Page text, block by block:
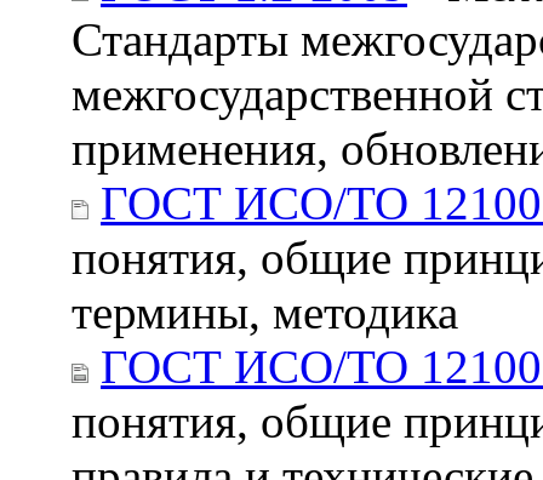
Стандарты
межгосударственной
применения,
ГОСТ ИСО/ТО
понятия, общие
термины, методика
ГОСТ ИСО/ТО
понятия, общие